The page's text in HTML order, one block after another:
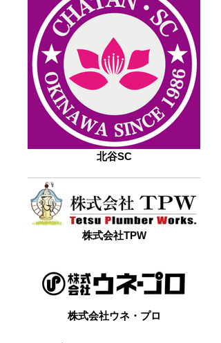
北谷SC
株式会社TPW
株式会社ウネ・プロ